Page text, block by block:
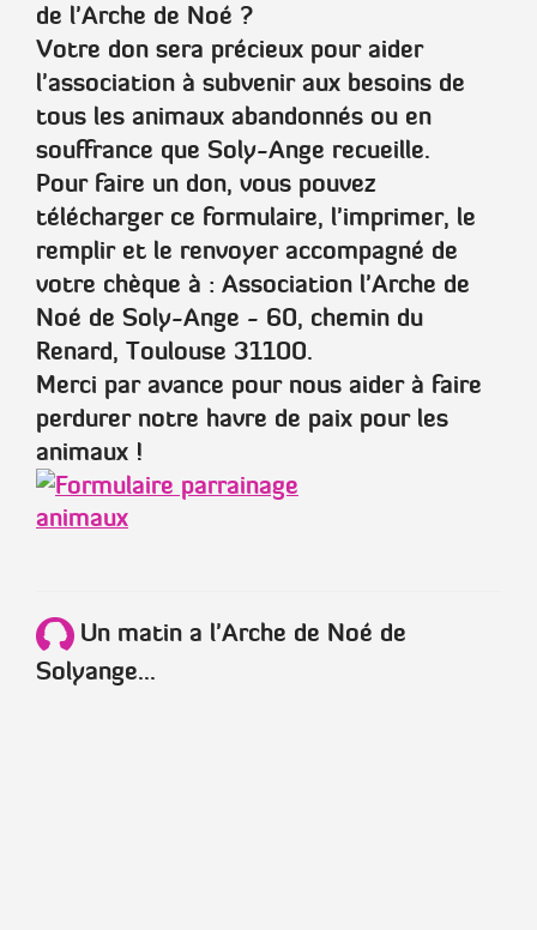
de l'Arche de Noé ?
Votre don sera précieux pour aider
l'association à subvenir aux besoins de
tous les animaux abandonnés ou en
souffrance que Soly-Ange recueille.
Pour faire un don, vous pouvez
télécharger ce formulaire, l'imprimer, le
remplir et le renvoyer accompagné de
votre chèque à : Association l'Arche de
Noé de Soly-Ange - 60, chemin du
Renard, Toulouse 31100.
Merci par avance pour nous aider à faire
perdurer notre havre de paix pour les
animaux !
Un matin a l'Arche de Noé de
Solyange...